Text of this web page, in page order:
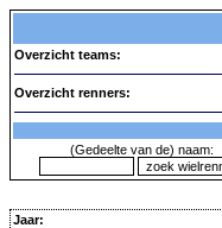
Overzicht teams:
Overzicht renners:
(Gedeelte van de) naam:
Jaar: